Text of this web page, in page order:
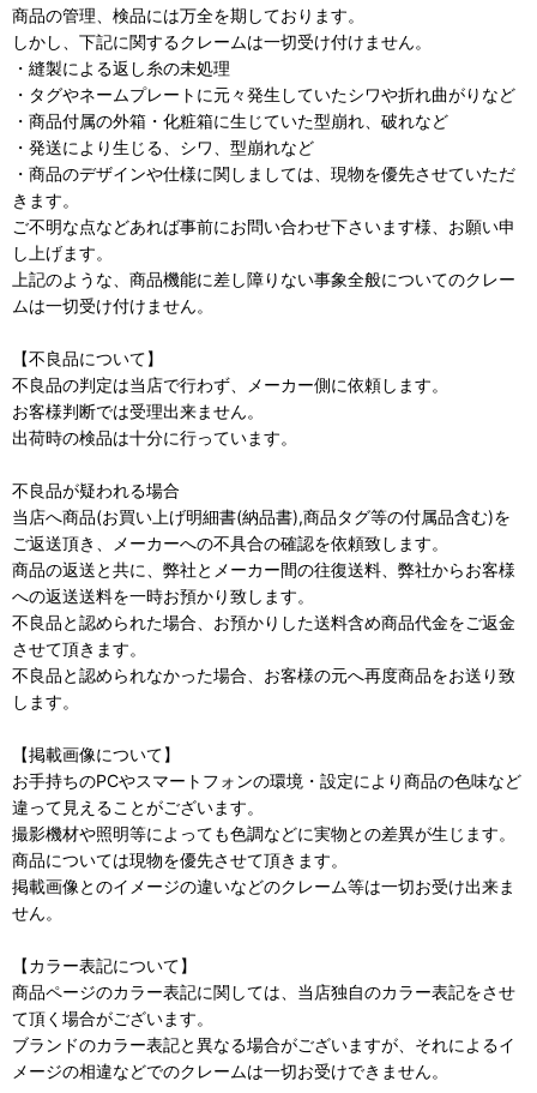
商品の管理、検品には万全を期しております。
しかし、下記に関するクレームは一切受け付けません。
・縫製による返し糸の未処理
・タグやネームプレートに元々発生していたシワや折れ曲がりなど
・商品付属の外箱・化粧箱に生じていた型崩れ、破れなど
・発送により生じる、シワ、型崩れなど
・商品のデザインや仕様に関しましては、現物を優先させていただ
きます。
ご不明な点などあれば事前にお問い合わせ下さいます様、お願い申
し上げます。
上記のような、商品機能に差し障りない事象全般についてのクレー
ムは一切受け付けません。
【不良品について】
不良品の判定は当店で行わず、メーカー側に依頼します。
お客様判断では受理出来ません。
出荷時の検品は十分に行っています。
不良品が疑われる場合
当店へ商品(お買い上げ明細書(納品書),商品タグ等の付属品含む)を
ご返送頂き、メーカーへの不具合の確認を依頼致します。
商品の返送と共に、弊社とメーカー間の往復送料、弊社からお客様
への返送送料を一時お預かり致します。
不良品と認められた場合、お預かりした送料含め商品代金をご返金
させて頂きます。
不良品と認められなかった場合、お客様の元へ再度商品をお送り致
します。
【掲載画像について】
お手持ちのPCやスマートフォンの環境・設定により商品の色味など
違って見えることがございます。
撮影機材や照明等によっても色調などに実物との差異が生じます。
商品については現物を優先させて頂きます。
掲載画像とのイメージの違いなどのクレーム等は一切お受け出来ま
せん。
【カラー表記について】
商品ページのカラー表記に関しては、当店独自のカラー表記をさせ
て頂く場合がございます。
ブランドのカラー表記と異なる場合がございますが、それによるイ
メージの相違などでのクレームは一切お受けできません。